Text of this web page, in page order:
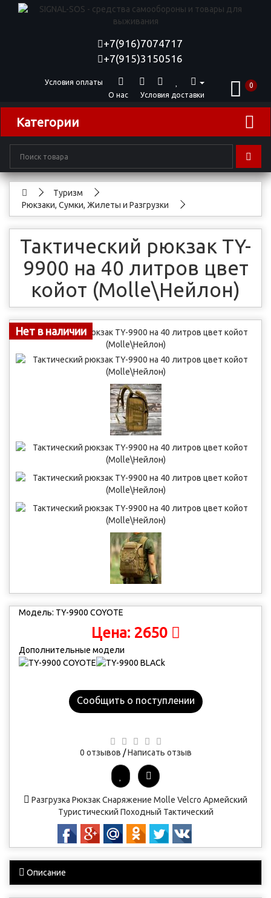
+7(916)7074717
+7(915)3150516
Условия оплаты
Условия доставки
О нас
0
Категории
Туризм
Рюкзаки, Сумки, Жилеты и Разгрузки
Тактический рюкзак TY-
9900 на 40 литров цвет
койот (Molle\Нейлон)
Нет в наличии
Модель: TY-9900 COYOTE
Цена: 2650
Дополнительные модели
Сообщить о поступлении
0 отзывов /Написать отзыв
Разгрузка РюкзакСнаряжение Molle Velcro Армейский
Туристический Походный Тактический
Описание